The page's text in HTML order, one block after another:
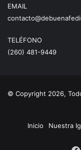
EMAIL
TELÉFONO
(260) 481-9449
© Copyright 2026,
Inicio
Nuestra